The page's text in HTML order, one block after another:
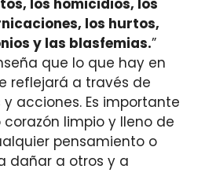
los homicidios, los
los hurtos,
y las blasfemias.”
que lo que hay en
reflejará a través de
acciones. Es importante
limpio y lleno de
pensamiento o
dañar a otros y a